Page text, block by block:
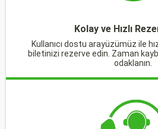
Kolay ve Hızlı
Kullanıcı dostu arayüzümüz ile
biletinizi rezerve edin. Zaman
odaklanın.